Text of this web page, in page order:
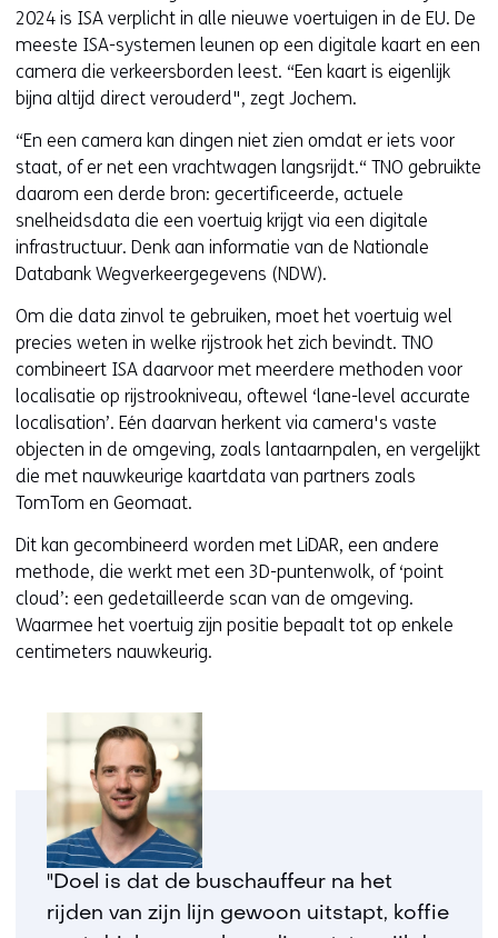
2024 is ISA verplicht in alle nieuwe voertuigen in de EU. De
meeste ISA-systemen leunen op een digitale kaart en een
camera die verkeersborden leest. “Een kaart is eigenlijk
bijna altijd direct verouderd", zegt Jochem.
“En een camera kan dingen niet zien omdat er iets voor
staat, of er net een vrachtwagen langsrijdt.“ TNO gebruikte
daarom een derde bron: gecertificeerde, actuele
snelheidsdata die een voertuig krijgt via een digitale
infrastructuur. Denk aan informatie van de Nationale
Databank Wegverkeergegevens (NDW).
Om die data zinvol te gebruiken, moet het voertuig wel
precies weten in welke rijstrook het zich bevindt. TNO
combineert ISA daarvoor met meerdere methoden voor
localisatie op rijstrookniveau, oftewel ‘lane-level accurate
localisation’. Eén daarvan herkent via camera's vaste
objecten in de omgeving, zoals lantaarnpalen, en vergelijkt
die met nauwkeurige kaartdata van partners zoals
TomTom en Geomaat.
Dit kan gecombineerd worden met LiDAR, een andere
methode, die werkt met een 3D-puntenwolk, of ‘point
cloud’: een gedetailleerde scan van de omgeving.
Waarmee het voertuig zijn positie bepaalt tot op enkele
centimeters nauwkeurig.
"Doel is dat de buschauffeur na het
rijden van zijn lijn gewoon uitstapt, koffie